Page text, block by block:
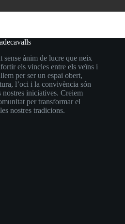
sense ànim de lucre que neix
els vincles entre els veïns i
per ser un espai obert,
l’oci i la convivència són
nostres iniciatives. Creiem
per transformar el
nostres tradicions.